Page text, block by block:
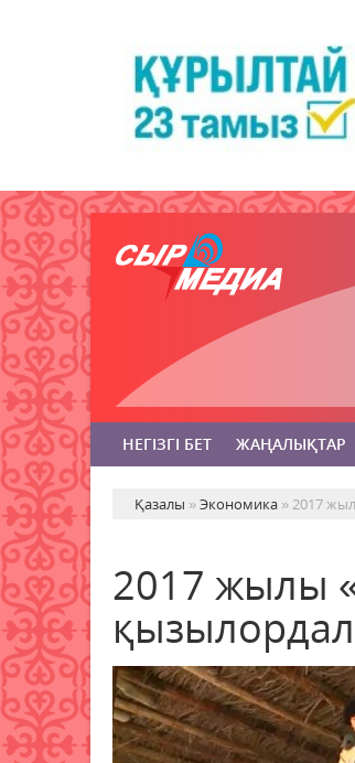
НЕГІЗГІ БЕТ ЖАҢАЛЫҚТАР
Қазалы »Экономика » 2017
2017 жылы